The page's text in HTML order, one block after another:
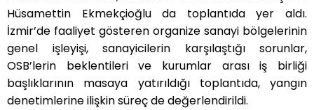
Hüsamettin Ekmekçioğlu da toplantıda yer aldı.
İzmir’de faaliyet gösteren organize sanayi bölgelerinin
genel işleyişi, sanayicilerin karşılaştığı sorunlar,
OSB’lerin beklentileri ve kurumlar arası iş birliği
başlıklarının masaya yatırıldığı toplantıda, yangın
denetimlerine ilişkin süreç de değerlendirildi.